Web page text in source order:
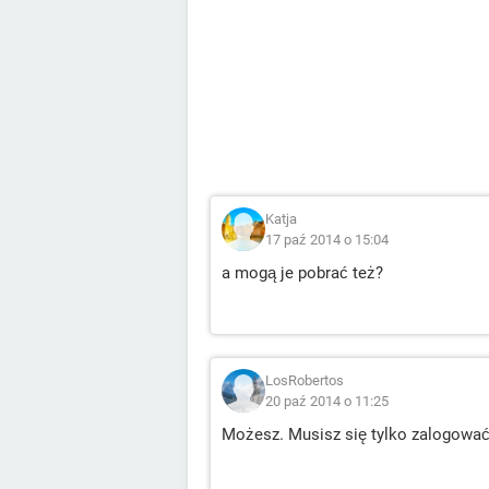
Katja
17 paź 2014 o 15:04
a mogą je pobrać też?
LosRobertos
20 paź 2014 o 11:25
Możesz. Musisz się tylko